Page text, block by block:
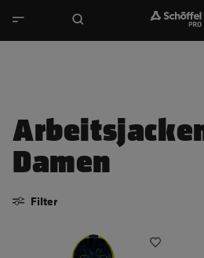
Damen
Filter